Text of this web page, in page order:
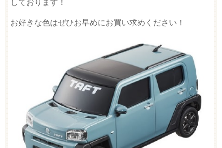
しております！
お好きな色はぜひお早めにお買い求めください！